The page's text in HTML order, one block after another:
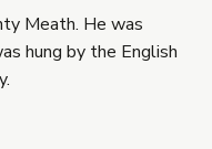
Meath. He was
hung by the English